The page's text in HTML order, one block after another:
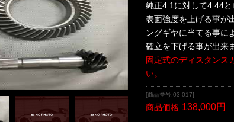
純正4.1に対して4.44と
表面強度を上げる事が
ングギヤに当てる事に
確立を下げる事が出来
固定式のディスタンス
い。
[商品番号:03-017]
商品価格 138,000円